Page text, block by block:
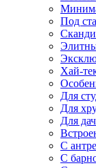
Под
Хай-
Для
Для
Для
С
С